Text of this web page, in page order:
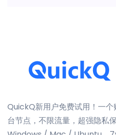
QuickQ新用户免费试用！一
台节点，不限流量，超强隐私